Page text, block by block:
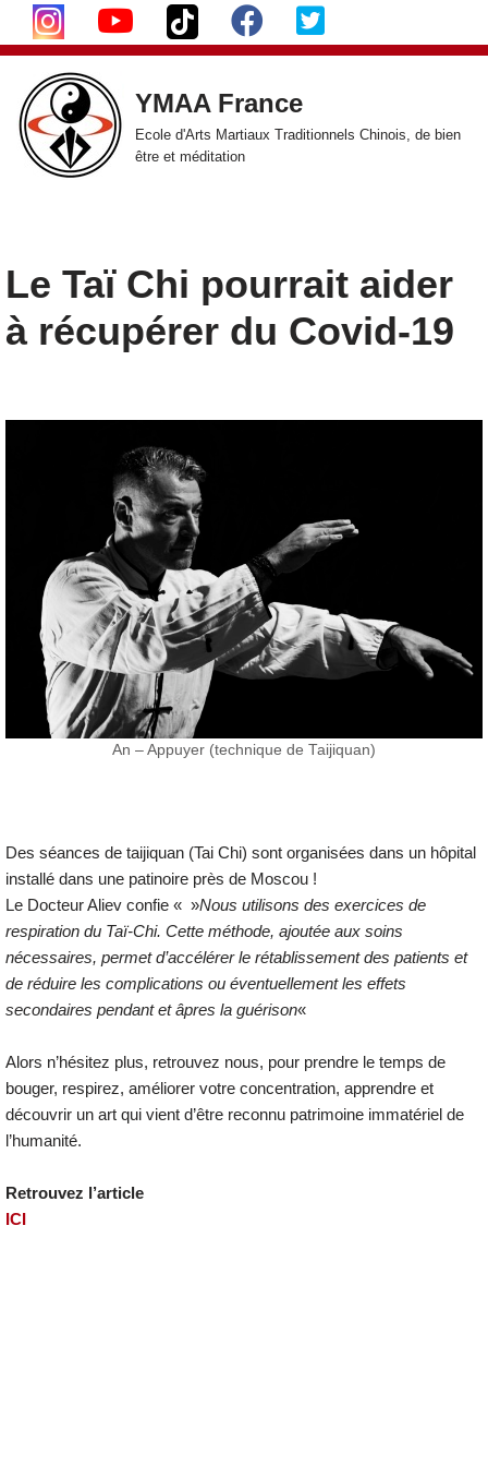
Aller
au
contenu
YMAA France
Ecole d'Arts Martiaux Traditionnels Chinois, de bien
être et méditation
Le Taï Chi pourrait aider
à récupérer du Covid-19
An – Appuyer (technique de Taijiquan)
Des séances de taijiquan (Tai Chi) sont organisées dans un hôpital
installé dans une patinoire près de Moscou !
Le Docteur Aliev confie « »Nous utilisons des exercices de
respiration du Taï-Chi. Cette méthode, ajoutée aux soins
nécessaires, permet d’accélérer le rétablissement des patients et
de réduire les complications ou éventuellement les effets
secondaires pendant et âpres la guérison«
Alors n’hésitez plus, retrouvez nous, pour prendre le temps de
bouger, respirez, améliorer votre concentration, apprendre et
découvrir un art qui vient d’être reconnu patrimoine immatériel de
l’humanité.
Retrouvez l’article
ICI